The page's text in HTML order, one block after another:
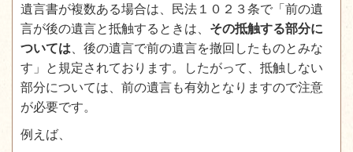
遺言書が複数ある場合は、民法１０２３条で「前の遺
言が後の遺言と抵触するときは、 その抵触する部分に
ついては 、後の遺言で前の遺言を撤回したものとみな
す」と規定されております。したがって、抵触しない
部分については、前の遺言も有効となりますので注意
が必要です。
例えば、